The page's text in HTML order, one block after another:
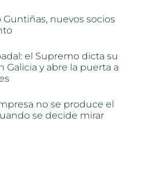
Guntiñas, nuevos socios
el Supremo dicta su
Galicia y abre la puerta a
no se produce el
se decide mirar